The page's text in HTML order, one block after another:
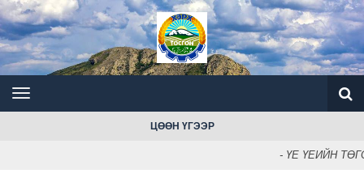
ЦӨӨН ҮГЭЭР
- ҮЕ ҮЕИЙН